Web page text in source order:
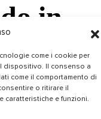
come i cookie per
dispositivo. Il consenso a
come il comportamento di
o ritirare il
caratteristiche e funzioni.
in